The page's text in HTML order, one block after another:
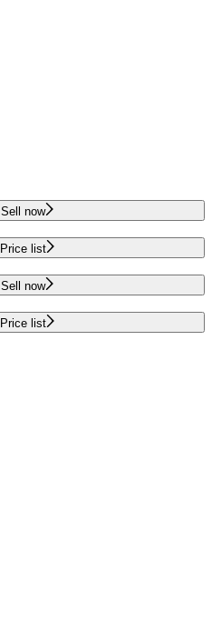
Sell now
Price list
Sell now
Price list